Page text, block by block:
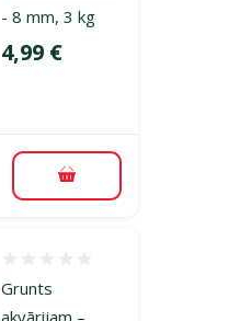
- 8 mm, 3 kg
Cena
4,99 €
Pievienot grozam
Grunts
akvārijam –